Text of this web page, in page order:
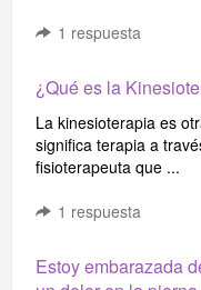
1 respuesta
¿Qué es la
La kinesioterapia es
significa terapia a
fisioterapeuta que ...
1 respuesta
Estoy embarazada